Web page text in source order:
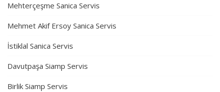
Mehterçeşme Sanica Servis
Mehmet Akif Ersoy Sanica Servis
İstiklal Sanica Servis
Davutpaşa Siamp Servis
Birlik Siamp Servis